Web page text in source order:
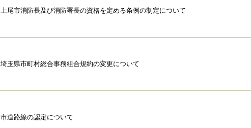
上尾市消防長及び消防署長の資格を定める条例の制定について
埼玉県市町村総合事務組合規約の変更について
市道路線の認定について